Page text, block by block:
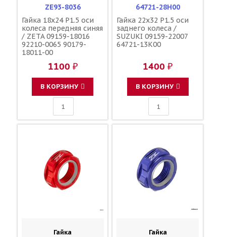
ZE93-8036
Гайка 18x24 P1.5 оси
колеса передняя синяя
/ ZETA 09159-18016
92210-0065 90179-
18011-00
1100 ₽
В КОРЗИНУ
64721-28H00
Гайка 22x32 P1.5 оси
заднего колеса /
SUZUKI 09159-22007
64721-13K00
1400 ₽
В КОРЗИНУ
Гайка Гайка